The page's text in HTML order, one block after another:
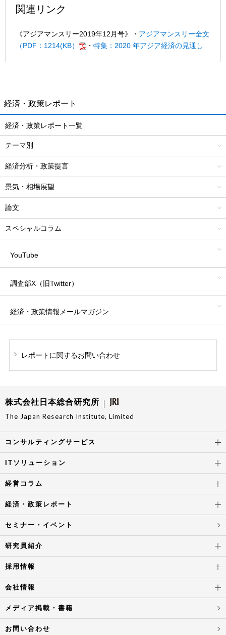
関連リンク
《アジアマンスリー2019年12月号》 ・ アジアマンスリー全文
（PDF：1214(KB）
・ 特集：2020 年アジア経済の見通し
経済・政策レポート
経済・政策レポート一覧
テーマ別
経済分析・政策提言
景気・相場展望
論文
スペシャルコラム
YouTube
調査部X（旧Twitter）
経済・政策情報 メールマガジン
レポートに関するお問い合わせ
株式会社日本総合研究所
The Japan Research Institute, Limited
コンサルティングサービス
ITソリューション
経営コラム
経済・政策レポート
セミナー・イベント
研究員紹介
採用情報
会社情報
メディア掲載・書籍
お問い合わせ